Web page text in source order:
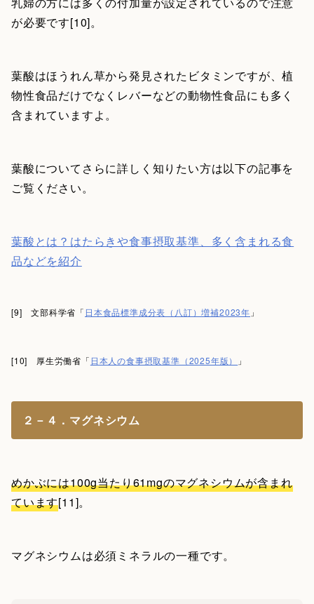
が必要です[10]。
葉酸はほうれん草から発見されたビタミンですが、植
物性食品だけでなくレバーなどの動物性食品にも多く
含まれていますよ。
葉酸についてさらに詳しく知りたい方は以下の記事を
ご覧ください。
葉酸とは？はたらきや食事摂取基準、多く含まれる食
品などを紹介
[9] 文部科学省「 日本食品標準成分表（八訂）増補2023年 」
[10] 厚生労働省「 日本人の食事摂取基準（2025年版） 」
２－４．マグネシウム
めかぶには100g当たり61mgのマグネシウムが含まれ
ています[11]。
マグネシウムは必須ミネラルの一種です。